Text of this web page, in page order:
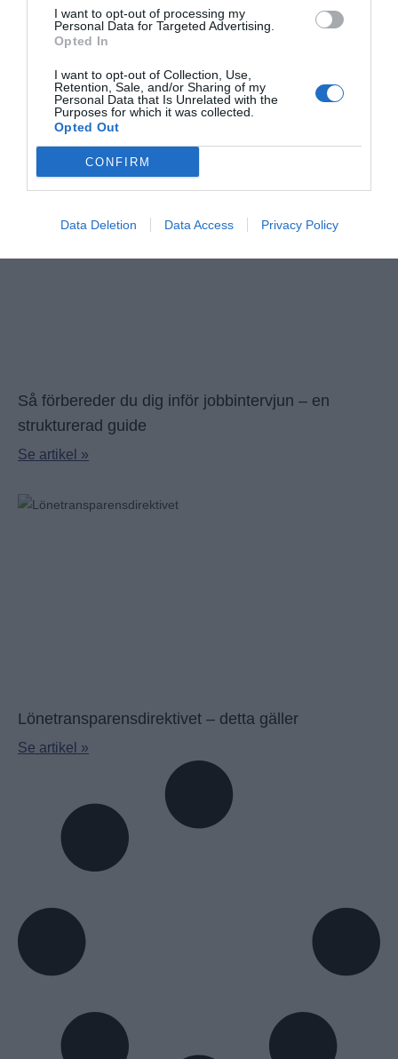
I want to opt-out of processing my
Personal Data for Targeted Advertising.
Opted In
I want to opt-out of Collection, Use,
Retention, Sale, and/or Sharing of my
Personal Data that Is Unrelated with the
Purposes for which it was collected.
Opted Out
CONFIRM
Data Deletion Data Access Privacy Policy
Fyrklövern lanserar ny sajt och intensifierar sin
satsning
Se artikel »
Så förbereder du dig inför jobbintervjun – en
strukturerad guide
Se artikel »
Lönetransparensdirektivet – detta gäller
Se artikel »